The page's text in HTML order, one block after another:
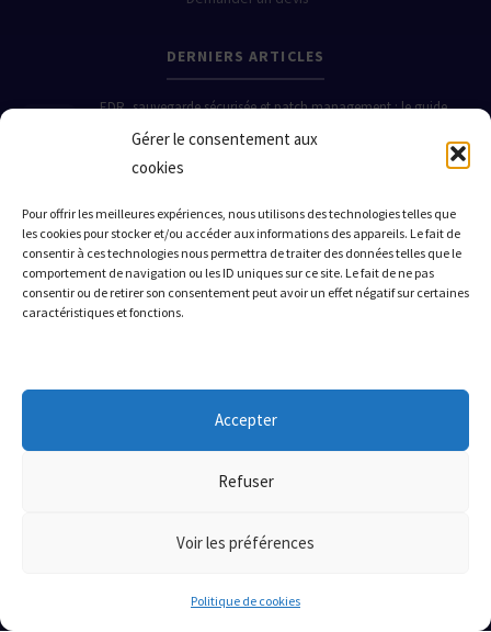
Gérer le consentement aux
cookies
Pour offrir les meilleures expériences, nous utilisons des technologies telles que
les cookies pour stocker et/ou accéder aux informations des appareils. Le fait de
consentir à ces technologies nous permettra de traiter des données telles que le
comportement de navigation ou les ID uniques sur ce site. Le fait de ne pas
consentir ou de retirer son consentement peut avoir un effet négatif sur certaines
caractéristiques et fonctions.
Accepter
Refuser
Voir les préférences
Politique de cookies
DERNIERS ARTICLES
EDR, sauvegarde sécurisée et patch management : le guide
sauvegarde sécurisée et le patch management
19 Juin 2026
Quand la cybersécurité sauve (ou coule) une PME : 3 histoires
vraies sur l'EDR, la sauvegarde et le patch management
Cannes Antibes
Valbonne
Mougins Cagnes-sur-Mer Toute la France